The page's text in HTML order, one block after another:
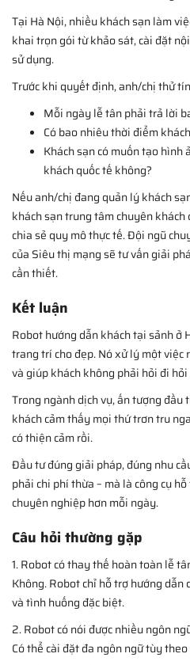
Tại Hà Nội, nhiều khách sạn làm
khai trọn gói từ khảo sát, cài đặt
sử dụng.
Trước khi quyết định, anh/chị thử
Mỗi ngày lễ tân phải trả lời
Có bao nhiêu thời điểm
Khách sạn có muốn tạo
khách quốc tế không?
Nếu anh/chị đang quản lý khách
khách sạn trung tâm chuyên
chia sẻ quy mô thực tế. Đội ngũ
của Siêu thị mạng sẽ tư vấn giải
cần thiết.
Kết luận
Robot hướng dẫn khách tại sảnh ở
trang trí cho đẹp. Nó xử lý một việc
và giúp khách không phải hỏi đi
Trong ngành dịch vụ, ấn tượng đầu
khách cảm thấy mọi thứ trơn tru
có thiện cảm rồi.
Đầu tư đúng giải pháp, đúng nhu
phải chi phí thừa – mà là công cụ
chuyên nghiệp hơn mỗi ngày.
Câu hỏi thường gặp
1. Robot có thay thế hoàn toàn lễ
Không. Robot chỉ hỗ trợ hướng
và tình huống đặc biệt.
2. Robot có nói được nhiều ngôn
Có thể cài đặt đa ngôn ngữ tùy